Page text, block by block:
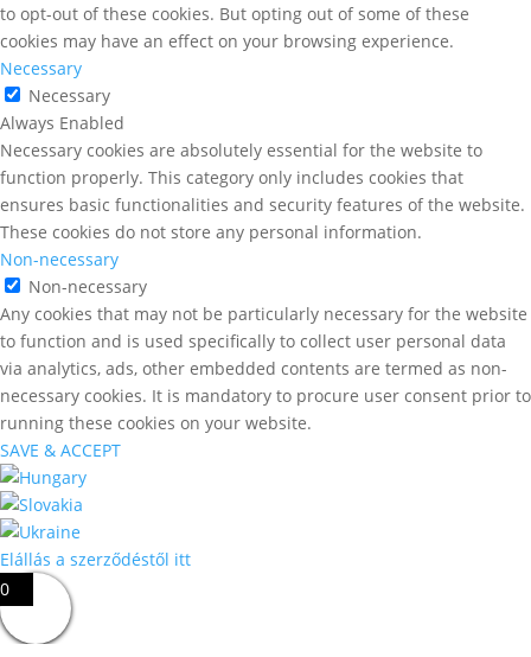
to opt-out of these cookies. But opting out of some of these
cookies may have an effect on your browsing experience.
Necessary
Necessary
Always Enabled
Necessary cookies are absolutely essential for the website to
function properly. This category only includes cookies that
ensures basic functionalities and security features of the website.
These cookies do not store any personal information.
Non-necessary
Non-necessary
Any cookies that may not be particularly necessary for the website
to function and is used specifically to collect user personal data
via analytics, ads, other embedded contents are termed as non-
necessary cookies. It is mandatory to procure user consent prior to
running these cookies on your website.
SAVE & ACCEPT
Elállás a szerződéstől itt
0